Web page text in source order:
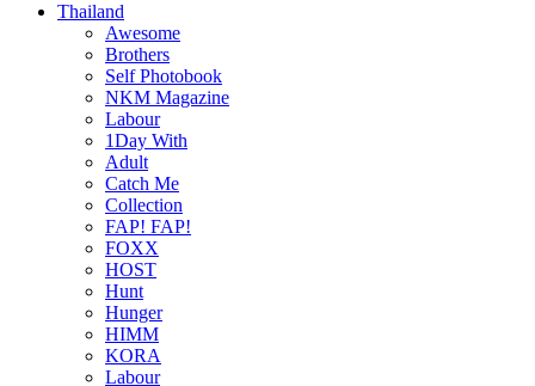
Thailand
Awesome
Brothers
Self Photobook
NKM Magazine
Labour
1Day With
Adult
Catch Me
Collection
FAP! FAP!
FOXX
HOST
Hunt
Hunger
HIMM
KORA
Labour